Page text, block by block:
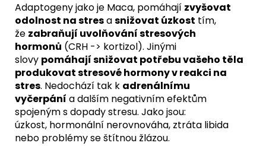
Adaptogeny jako je Maca, pomáhají zvyšovat
odolnost na stresasnižovat úzkost tím,
že zabraňují uvolňování stresových
hormonů (CRH -> kortizol). Jinými
slovy pomáhají snižovat potřebu vašeho těla
produkovat stresové hormony v reakci na
stres. Nedochází tak k adrenálnímu
vyčerpání a dalším negativním efektům
spojeným s dopady stresu. Jako jsou:
úzkost, hormonální nerovnováha, ztráta libida
nebo problémy se štítnou žlázou.